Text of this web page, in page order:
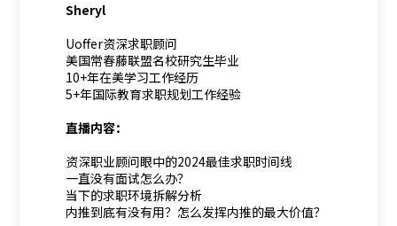
Sheryl
Uoffer资深求职顾问
美国常春藤联盟名校研究生毕业
10+年在美学习工作经历
5+年国际教育求职规划工作经验
直播内容：
资深职业顾问眼中的2024最佳求职时间线
一直没有面试怎么办？
当下的求职环境拆解分析
内推到底有没有用？怎么发挥内推的最大价值？